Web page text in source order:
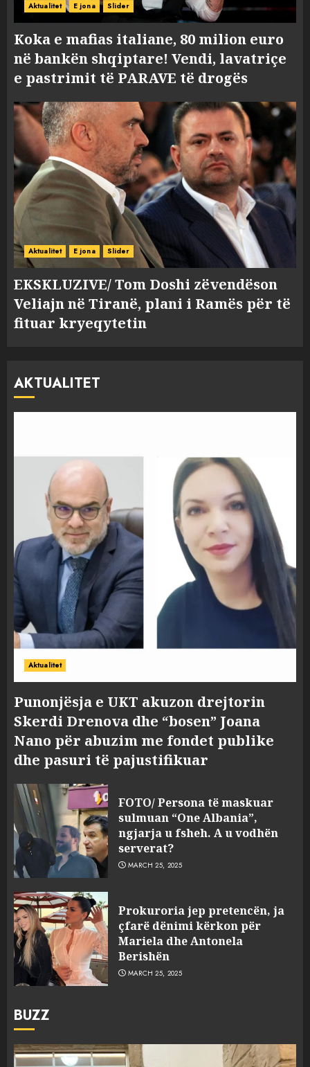
Aktualitet E jona Slider
Koka e mafias italiane, 80 milion euro
në bankën shqiptare! Vendi, lavatriçe
e pastrimit të PARAVE të drogës
Aktualitet E jona Slider
EKSKLUZIVE/ Tom Doshi zëvendëson
Veliajn në Tiranë, plani i Ramës për të
fituar kryeqytetin
AKTUALITET
Aktualitet
Punonjësja e UKT akuzon drejtorin
Skerdi Drenova dhe “bosen” Joana
Nano për abuzim me fondet publike
dhe pasuri të pajustifikuar
FOTO/ Persona të maskuar
sulmuan “One Albania”,
ngjarja u fsheh. A u vodhën
serverat?
MARCH 25, 2025
Prokuroria jep pretencën, ja
çfarë dënimi kërkon për
Mariela dhe Antonela
Berishën
MARCH 25, 2025
BUZZ